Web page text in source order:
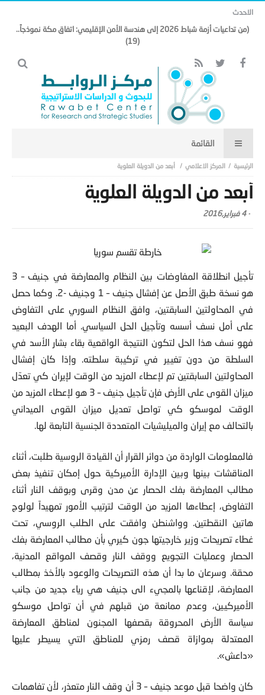
الاحدث
(من تداعيات أزمة شباط 2026 إلى هندسة الأمن الإقليمي: اتفاق مكة نموذجاً..
(19)
المركز الاعلامي أبعد من الدويلة العلوية
أبعد من الدويلة العلوية
-4 فبراير,2016
تأجيل انطلاقة المفاوضات بين النظام والمعارضة في جنيف – 3
هو نسخة طبق الأصل عن إفشال
جنيف – 1 وجنيف -2. وكما حصل
في المحاولتين السابقتين، وافق النظام السوري على التفاوض
على أمل نسف أسسه وتأجيل الحل السياسي. أما الهدف البعيد
فهو نسف هذا الحل لتكون النتيجة الواقعية بقاء بشار الأسد في
السلطة من دون تغيير في تركيبة سلطته. وإذا كان إفشال
المحاولتين السابقتين تم لإعطاء المزيد من الوقت لإيران كي تعدّل
ميزان القوى على الأرض فإن تأجيل جنيف – 3 هو لإعطاء المزيد من
الوقت لموسكو كي تواصل تعديل ميزان القوى الميداني
بالتحالف مع إيران والميليشيات المتعددة الجنسية التابعة لها.
فالمعلومات الواردة من دوائر القرار أن القيادة الروسية طلبت، أثناء
المناقشات بينها وبين الإدارة الأميركية حول إمكان تنفيذ بعض
مطالب المعارضة بفك الحصار عن مدن وقرى وبوقف النار أثناء
التفاوض، إعطاءها المزيد من الوقت لترتيب الأمور تمهيداً لولوج
هاتين النقطتين. وواشنطن وافقت على الطلب الروسي، تحت
غطاء تصريحات وزير خارجيتها جون كيري بأن مطالب المعارضة بفك
الحصار وعمليات التجويع ووقف النار وقصف المواقع المدنية،
محقة. وسرعان ما بدا أن هذه التصريحات والوعود بالأخذ بمطالب
المعارضة، لإقناعها بالمجيء الى جنيف هي رياء جديد من جانب
الأميركيين، وعدم ممانعة من قبلهم في أن تواصل موسكو
سياسة الأرض المحروقة بقصفها المجنون لمناطق المعارضة
المعتدلة بموازاة قصف رمزي للمناطق التي يسيطر عليها
«داعش».
كان واضحا قبل موعد جنيف – 3 أن وقف النار متعذر، لأن تفاهمات